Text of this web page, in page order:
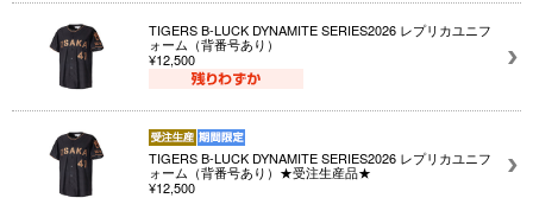
TIGERS B-LUCK DYNAMITE SERIES2026 レプリカユニフ
ォーム（背番号あり）
¥12,500
TIGERS B-LUCK DYNAMITE SERIES2026 レプリカユニフ
ォーム（背番号あり）★受注生産品★
¥12,500